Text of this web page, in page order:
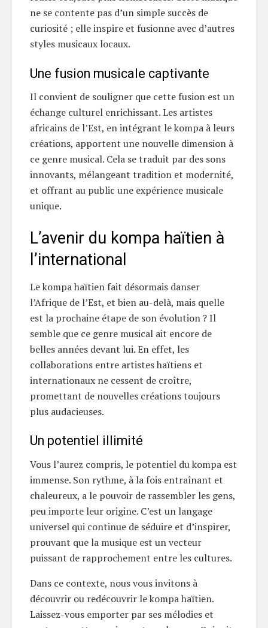
ne se contente pas d’un simple succès de
curiosité ; elle inspire et fusionne avec d’autres
styles musicaux locaux.
Une fusion musicale captivante
Il convient de souligner que cette fusion est un
échange culturel enrichissant. Les artistes
africains de l’Est, en intégrant le kompa à leurs
créations, apportent une nouvelle dimension à
ce genre musical. Cela se traduit par des sons
innovants, mélangeant tradition et modernité,
et offrant au public une expérience musicale
unique.
L’avenir du kompa haïtien à
l’international
Le kompa haïtien fait désormais danser
l’Afrique de l’Est, et bien au-delà, mais quelle
est la prochaine étape de son évolution ? Il
semble que ce genre musical ait encore de
belles années devant lui. En effet, les
collaborations entre artistes haïtiens et
internationaux ne cessent de croître,
promettant de nouvelles créations toujours
plus audacieuses.
Un potentiel illimité
Vous l’aurez compris, le potentiel du kompa est
immense. Son rythme, à la fois entraînant et
chaleureux, a le pouvoir de rassembler les gens,
peu importe leur origine. C’est un langage
universel qui continue de séduire et d’inspirer,
prouvant que la musique est un vecteur
puissant de rapprochement entre les cultures.
Dans ce contexte, nous vous invitons à
découvrir ou redécouvrir le kompa haïtien.
Laissez-vous emporter par ses mélodies et